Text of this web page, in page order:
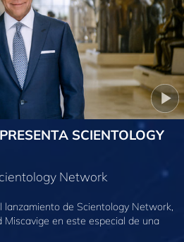
SCIENTOLOGY
Network
de Scientology Network,
Miscavige en este especial de una